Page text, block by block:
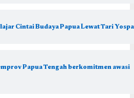
Cintai Budaya Papua Lewat Tari
Papua Tengah berkomitmen awasi